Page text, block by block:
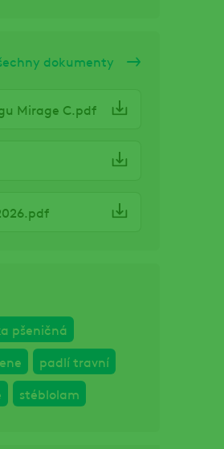
dokumenty
Mirage C.pdf
pšeničná
padlí travní
stéblolam